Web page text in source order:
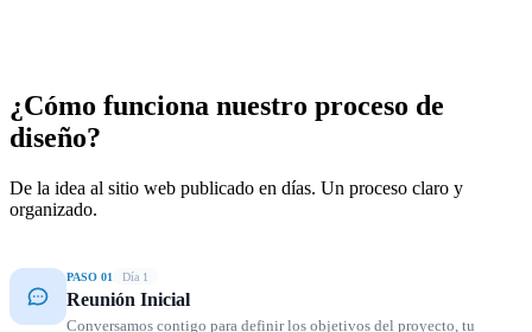
¿Cómo funciona nuestro proceso de
diseño?
De la idea al sitio web publicado en días. Un proceso claro y
organizado.
PASO 01 Día 1
Reunión Inicial
Conversamos contigo para definir los objetivos del proyecto, tu